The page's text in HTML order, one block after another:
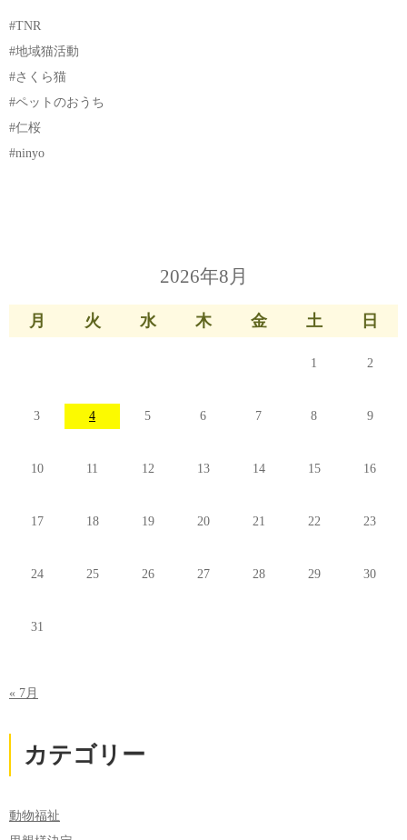
#TNR
#地域猫活動
#さくら猫
#ペットのおうち
#仁桜
#ninyo
2026年8月
月 火 水 木 金 土 日
1 2
3 4 5 6 7 8 9
10 11 12 13 14 15 16
17 18 19 20 21 22 23
24 25 26 27 28 29 30
31
« 7月
カテゴリー
動物福祉